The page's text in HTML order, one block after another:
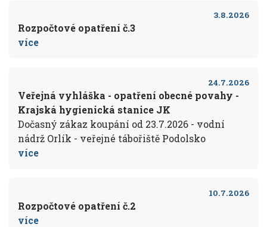
3.8.2026
Rozpočtové opatření č.3
více
24.7.2026
Veřejná vyhláška - opatření obecné povahy -
Krajská hygienická stanice JK
Dočasný zákaz koupání od 23.7.2026 - vodní
nádrž Orlík - veřejné tábořiště Podolsko
více
10.7.2026
Rozpočtové opatření č.2
více